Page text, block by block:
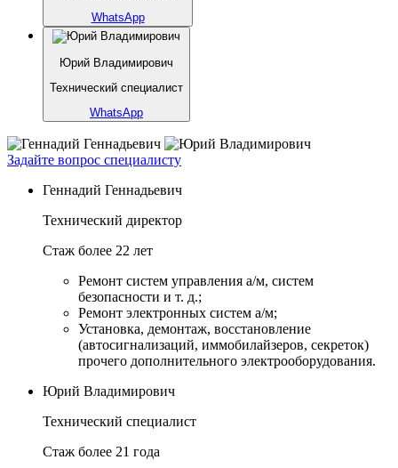
WhatsApp
Юрий Владимирович
Технический специалист
WhatsApp
Задайте вопрос специалисту
Геннадий Геннадьевич
Технический директор
Стаж более 22 лет
Ремонт систем управления а/м, систем
безопасности и т. д.;
Ремонт электронных систем а/м;
Установка, демонтаж, восстановление
(автосигнализаций, иммобилайзеров, секреток)
прочего дополнительного электрооборудования.
Юрий Владимирович
Технический специалист
Стаж более 21 года